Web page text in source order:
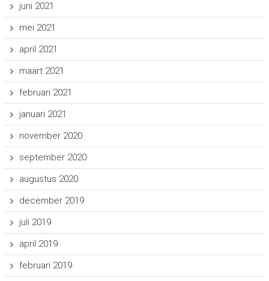
juni 2021
mei 2021
april 2021
maart 2021
februari 2021
januari 2021
november 2020
september 2020
augustus 2020
december 2019
juli 2019
april 2019
februari 2019